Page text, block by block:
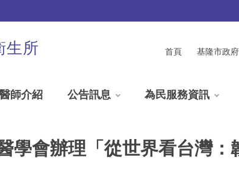
生所 首頁 基隆市政府
師介紹 公告訊息 為民服務資訊
學會辦理「從世界看台灣